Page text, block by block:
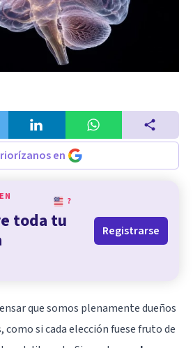
en
?
toda tu
Registrarse
que somos plenamente dueños
como si cada elección fuese fruto de